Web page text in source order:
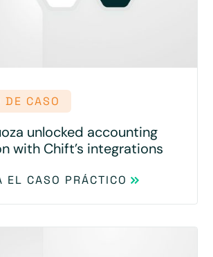
DE CASO
unlocked accounting
with Chift’s integrations
EL CASO PRÁCTICO